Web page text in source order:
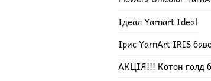
Ідеал Yarnart Ideal
Ірис YarnArt IRIS
АКЦІЯ!!! Котон голд